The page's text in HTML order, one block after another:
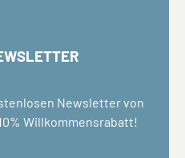
Newsletter von
Willkommensrabatt!